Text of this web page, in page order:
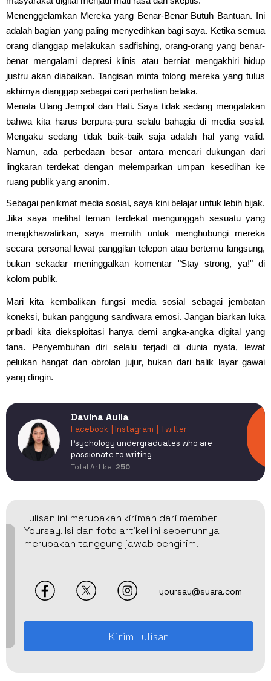
Menenggelamkan Mereka yang Benar-Benar Butuh Bantuan. Ini
adalah bagian yang paling menyedihkan bagi saya. Ketika semua
orang dianggap melakukan sadfishing, orang-orang yang benar-
benar mengalami depresi klinis atau berniat mengakhiri hidup
justru akan diabaikan. Tangisan minta tolong mereka yang tulus
akhirnya dianggap sebagai cari perhatian belaka.
Menata Ulang Jempol dan Hati. Saya tidak sedang mengatakan
bahwa kita harus berpura-pura selalu bahagia di media sosial.
Mengaku sedang tidak baik-baik saja adalah hal yang valid.
Namun, ada perbedaan besar antara mencari dukungan dari
lingkaran terdekat dengan melemparkan umpan kesedihan ke
ruang publik yang anonim.
Sebagai penikmat media sosial, saya kini belajar untuk lebih bijak.
Jika saya melihat teman terdekat mengunggah sesuatu yang
mengkhawatirkan, saya memilih untuk menghubungi mereka
secara personal lewat panggilan telepon atau bertemu langsung,
bukan sekadar meninggalkan komentar "Stay strong, ya!" di
kolom publik.
Mari kita kembalikan fungsi media sosial sebagai jembatan
koneksi, bukan panggung sandiwara emosi. Jangan biarkan luka
pribadi kita dieksploitasi hanya demi angka-angka digital yang
fana. Penyembuhan diri selalu terjadi di dunia nyata, lewat
pelukan hangat dan obrolan jujur, bukan dari balik layar gawai
yang dingin.
Davina Aulia
Facebook | Instagram
| Twitter
Psychology undergraduates who are
passionate to writing
Total Artikel 250
Tulisan ini merupakan kiriman dari member
Yoursay. Isi dan foto artikel ini sepenuhnya
merupakan tanggung jawab pengirim.
yoursay@suara.com
Kirim Tulisan